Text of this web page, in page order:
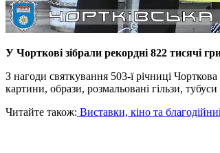
У Чорткові зібрали рекордні 822 тисячі
З нагоди святкування 503-ї річниці
картини, образи, розмальовані гільзи,
Читайте також: Виставки, кіно та